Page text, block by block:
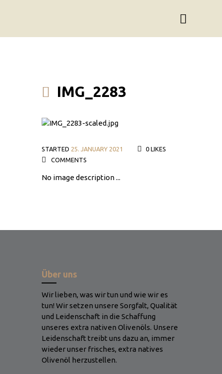
IMG_2283
STARTED 25. JANUARY 2021 0LIKES
COMMENTS
No image description ...
Über uns
Wir lieben, was wir tun und wie wir es
tun! Wir setzen unsere Sorgfalt, Qualität
und Leidenschaft in die Schaffung
unseres extra nativen Olivenöls. Unsere
Leidenschaft treibt uns dazu an, immer
wieder unser frisches, extra natives
Olivenöl herzustellen.